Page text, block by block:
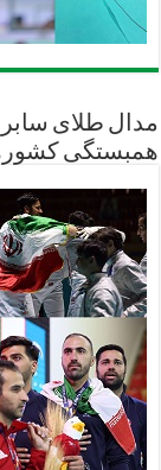
مدال طلای
همبستگی